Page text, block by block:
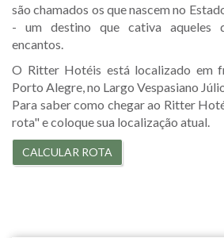
são chamados os que nascem no
- um destino que cativa aqueles
encantos.
O Ritter Hotéis está localizado em
Porto Alegre, no Largo Vespasiano
Para saber como chegar ao Ritter
rota" e coloque sua localização atual.
CALCULAR ROTA